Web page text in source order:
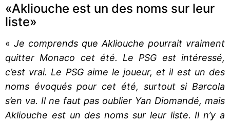
«Akliouche est un des noms sur leur
liste»
« Je comprends que Akliouche pourrait vraiment
quitter Monaco cet été. Le PSG est intéressé,
c’est vrai. Le PSG aime le joueur, et il est un des
noms évoqués pour cet été, surtout si Barcola
s’en va. Il ne faut pas oublier Yan Diomandé, mais
Akliouche est un des noms sur leur liste. Il n’y a